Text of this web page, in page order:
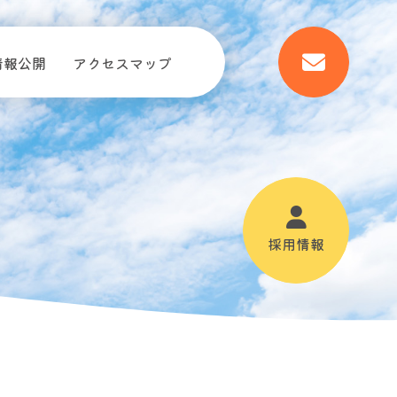
公開 アクセスマップ
採用情報